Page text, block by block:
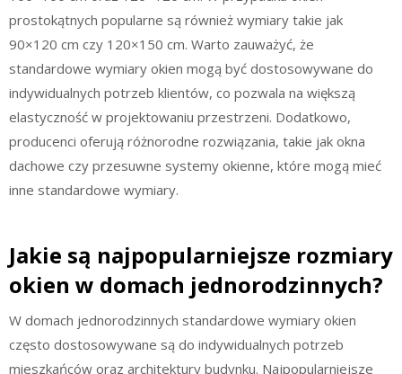
prostokątnych popularne są również wymiary takie jak
90×120 cm czy 120×150 cm. Warto zauważyć, że
standardowe wymiary okien mogą być dostosowywane do
indywidualnych potrzeb klientów, co pozwala na większą
elastyczność w projektowaniu przestrzeni. Dodatkowo,
producenci oferują różnorodne rozwiązania, takie jak okna
dachowe czy przesuwne systemy okienne, które mogą mieć
inne standardowe wymiary.
Jakie są najpopularniejsze rozmiary
okien w domach jednorodzinnych?
W domach jednorodzinnych standardowe wymiary okien
często dostosowywane są do indywidualnych potrzeb
mieszkańców oraz architektury budynku. Najpopularniejsze